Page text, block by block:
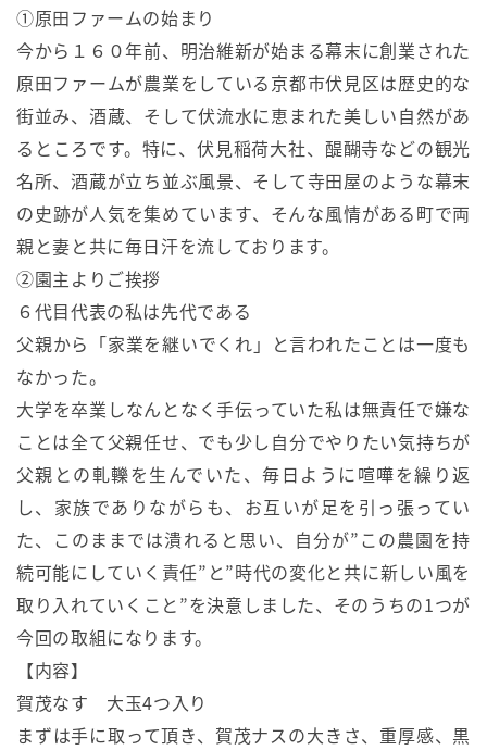
①原田ファームの始まり
今から１６０年前、明治維新が始まる幕末に創業された
原田ファームが農業をしている京都市伏見区は歴史的な
街並み、酒蔵、そして伏流水に恵まれた美しい自然があ
るところです。特に、伏見稲荷大社、醍醐寺などの観光
名所、酒蔵が立ち並ぶ風景、そして寺田屋のような幕末
の史跡が人気を集めています、そんな風情がある町で両
親と妻と共に毎日汗を流しております。
②園主よりご挨拶
６代目代表の私は先代である
父親から「家業を継いでくれ」と言われたことは一度も
なかった。
大学を卒業しなんとなく手伝っていた私は無責任で嫌な
ことは全て父親任せ、でも少し自分でやりたい気持ちが
父親との軋轢を生んでいた、毎日ように喧嘩を繰り返
し、家族でありながらも、お互いが足を引っ張ってい
た、このままでは潰れると思い、自分が”この農園を持
続可能にしていく責任”と”時代の変化と共に新しい風を
取り入れていくこと”を決意しました、そのうちの1つが
今回の取組になります。
【内容】
賀茂なす 大玉4つ入り
まずは手に取って頂き、賀茂ナスの大きさ、重厚感、黒